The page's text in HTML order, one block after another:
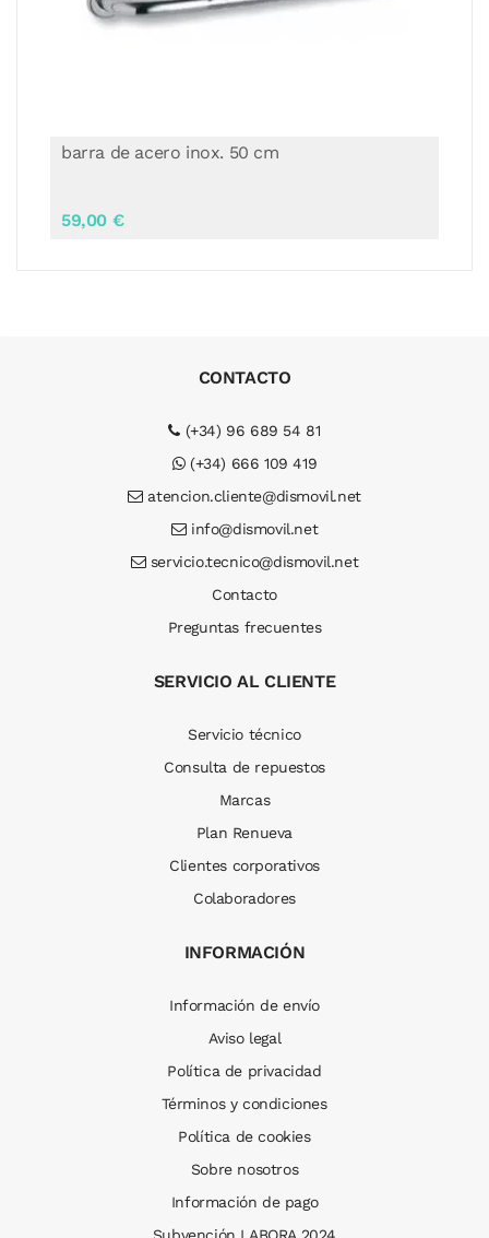
50 cm
CONTACTO
(+34) 96 689 54 81
(+34) 666 109 419
atencion.cliente@dismovil.net
info@dismovil.net
servicio.tecnico@dismovil.net
Contacto
Preguntas frecuentes
SERVICIO AL CLIENTE
Servicio técnico
Consulta de repuestos
Marcas
Plan Renueva
Clientes corporativos
Colaboradores
INFORMACIÓN
Información de envío
Aviso legal
Política de privacidad
Términos y condiciones
Política de cookies
Sobre nosotros
Información de pago